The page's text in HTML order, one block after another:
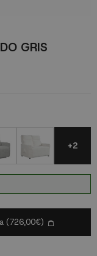
GRIS
+2
(726,00€)